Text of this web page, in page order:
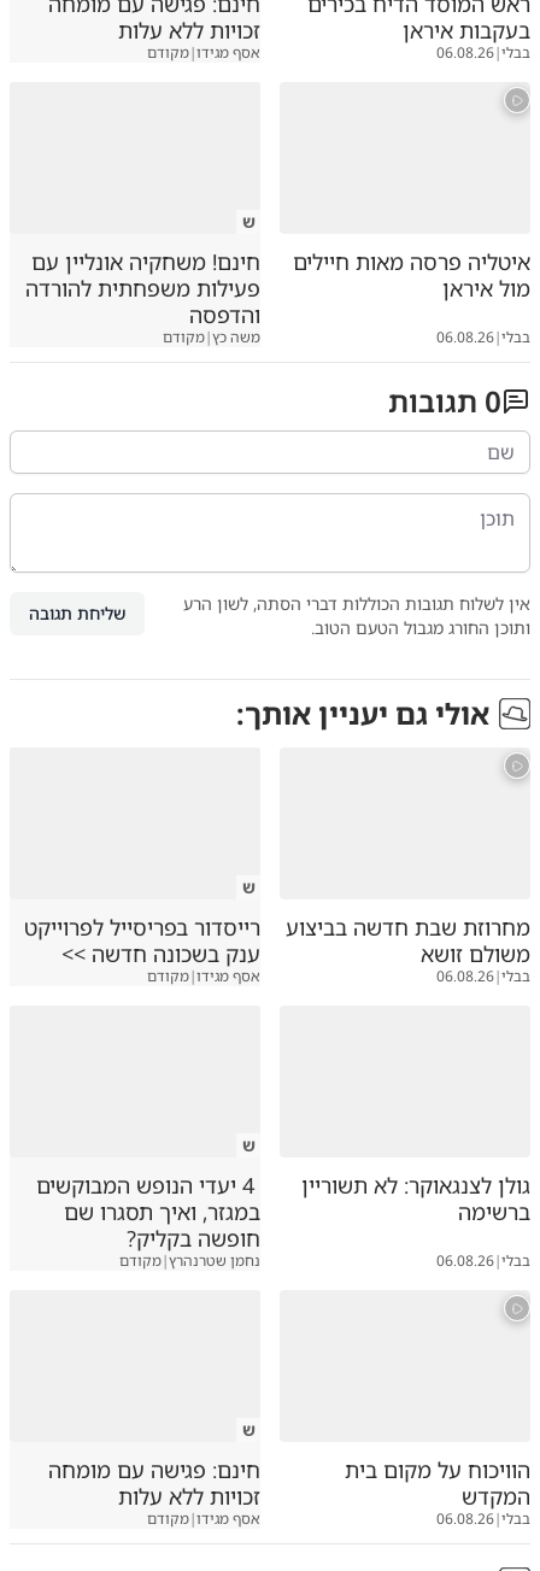
בעקבות איראן
בבלי|
06.08.26
זכויות ללא עלות
אסף מגידו|מקודם
איטליה פרסה מאות חיילים
מול איראן
בבלי|
06.08.26
ש
חינם! משחקיה אונליין עם
פעילות משפחתית להורדה
והדפסה
משה כץ|מקודם
0 תגובות
אין לשלוח תגובות הכוללות דברי הסתה, לשון הרע
ותוכן החורג מגבול הטעם הטוב.
שליחת תגובה
אולי גם יעניין אותך:
מחרוזת שבת חדשה בביצוע
משולם זושא
בבלי|
06.08.26
ש
רייסדור בפריסייל לפרוייקט
ענק בשכונה חדשה >>
אסף מגידו|מקודם
גולן לצנגאוקר: לא תשוריין
ברשימה
בבלי|
06.08.26
ש
4 יעדי הנופש המבוקשים
במגזר, ואיך תסגרו שם
חופשה בקליק?
נחמן שטרנהרץ|מקודם
הוויכוח על מקום בית
המקדש
בבלי|
06.08.26
ש
חינם: פגישה עם מומחה
זכויות ללא עלות
אסף מגידו|מקודם